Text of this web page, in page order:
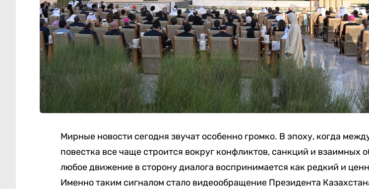
Мирные новости сегодня звучат особенно громко. В эпоху, когда
повестка все чаще строится вокруг конфликтов, санкций и взаимных
любое движение в сторону диалога воспринимается как редкий и
Именно таким сигналом стало видеообращение Президента